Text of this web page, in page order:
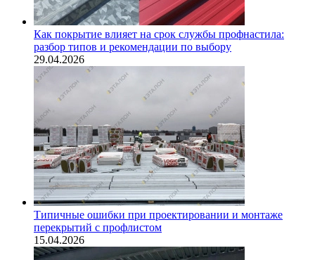
Как покрытие влияет на срок службы профнастила:
разбор типов и рекомендации по выбору
29.04.2026
Типичные ошибки при проектировании и монтаже
перекрытий с профлистом
15.04.2026